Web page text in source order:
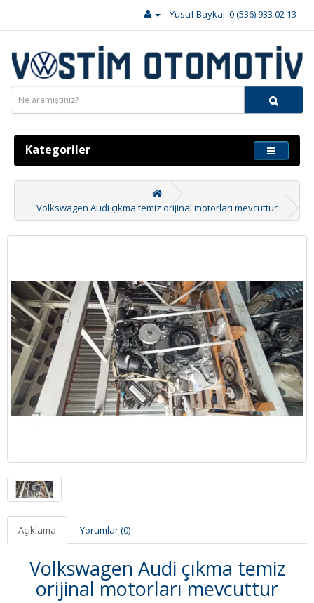
Yusuf Baykal: 0 (536) 933 02 13
Kategoriler
Volkswagen Audi çıkma temiz orijinal motorları mevcuttur
Açıklama Yorumlar (0)
Volkswagen Audi çıkma temiz
orijinal motorları mevcuttur